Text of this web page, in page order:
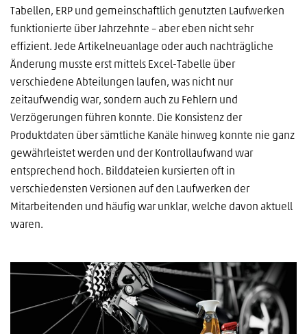
Tabellen, ERP und gemeinschaftlich genutzten Laufwerken
funktionierte über Jahrzehnte – aber eben nicht sehr
effizient. Jede Artikelneuanlage oder auch nachträgliche
Änderung musste erst mittels Excel-Tabelle über
verschiedene Abteilungen laufen, was nicht nur
zeitaufwendig war, sondern auch zu Fehlern und
Verzögerungen führen konnte. Die Konsistenz der
Produktdaten über sämtliche Kanäle hinweg konnte nie ganz
gewährleistet werden und der Kontrollaufwand war
entsprechend hoch. Bilddateien kursierten oft in
verschiedensten Versionen auf den Laufwerken der
Mitarbeitenden und häufig war unklar, welche davon aktuell
waren.